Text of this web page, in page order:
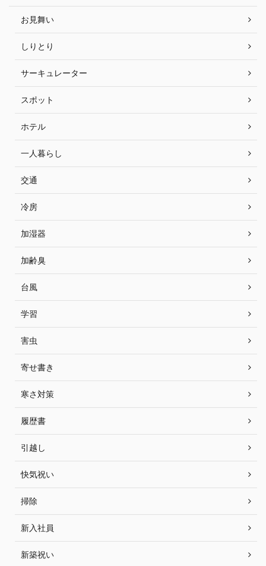
お見舞い
しりとり
サーキュレーター
スポット
ホテル
一人暮らし
交通
冷房
加湿器
加齢臭
台風
学習
害虫
寄せ書き
寒さ対策
履歴書
引越し
快気祝い
掃除
新入社員
新築祝い